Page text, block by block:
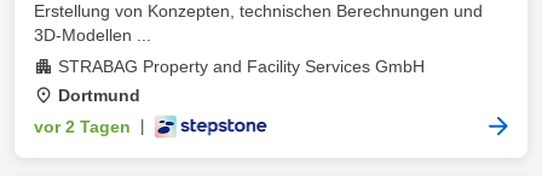
Erstellung von Konzepten, technischen Berechnungen und
3D-Modellen ...
STRABAG Property and Facility Services GmbH
Dortmund
vor 2 Tagen